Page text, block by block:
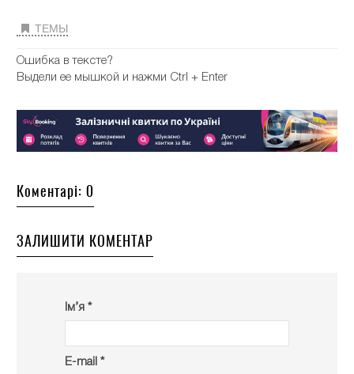
ТЕМЫ
Ошибка в тексте?
Выдели ее мышкой и нажми Ctrl + Enter
Коментарі: 0
ЗАЛИШИТИ КОМЕНТАР
Ім’я *
E-mail *